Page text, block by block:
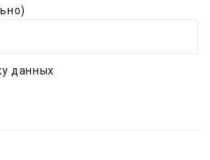
данных